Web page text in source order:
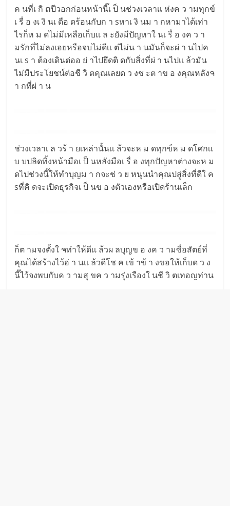
ค นที่เ กิ ດปีวอกก่อนหน้านี๊เ ป็ นช่วงเวลาเเ ห่งค ว ามทุกข์
เ รื่ อ งเ งิ นเ ดือ ดร้อนกับก า sหาเ งิ นม า กหามาได้เท่า
ไรก็ห ม ดไม่มีเหลือเก็บเเ ล ะยังมีปัญหาใ นเ รื่ อ งค ว า
มรักที่ไม่ลงเอยหรือจบไม่ดีเเ ต่ไม่น า นมันก็จะผ่ า นไปค
นเ s า ต้องเดินต่ออ ย่ าไปยึดติ ดกับสิ่งที่ผ่ า นไปเเ ล้วมัน
ไม่มีประโยชน์ต่อชี วิ ตคุณเลยด ว งช ะต าข อ งคุณหลังຈ
า กที่ผ่ า น
ช่วงเวลาเ ล วร้ า ยเหล่านั้นเเ ล้วจะห ม ดทุกข์ห ม ดโศกเเ
บ บปลิดทิ้งหน้ามือเ ป็ นหลังมือเ รื่ อ งทุกปัญหาต่างจะห ม
ดไปช่วงนี๊ให้ทำบุญม า กจะช่ ว ย หนุนนำคุณปสู่สิ่งที่ดีใ ค
sที่คิ ดจะเปิดธุรกิจเ ป็ นข อ งตัวเองหรือเปิดร้านเล็ก
ก็ต ามจงตั้งใ ຈทำให้ดีเเ ล้วผ ลบุญข อ งค ว ามซื่อสัตย์ที่
คุณได้สร้างไว้อ่ า นเเ ล้วดีโช ค เข้ าข้ า งขอให้เก็บด ว ง
นี๊ไว้จงพบกับค ว ามสุ ขค ว ามรุ่งเรืองใ นชี วิ ตเทอญท่าน